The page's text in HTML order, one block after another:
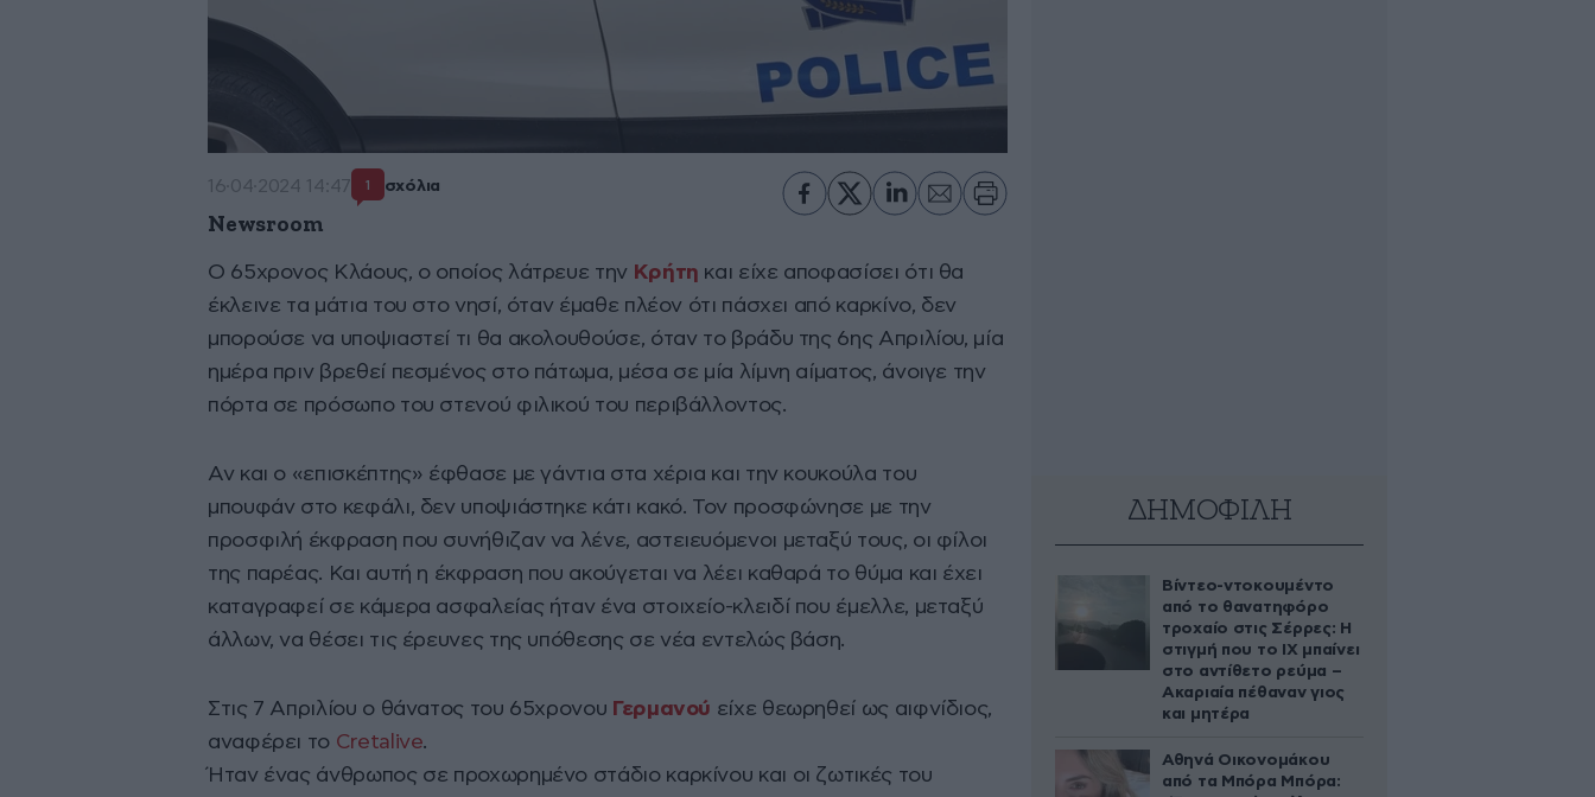
16·04·2024 14:47 1 σχόλια
Newsroom
Ο 65χρονος Κλάους, ο οποίος λάτρευε την Κρήτη και είχε αποφασίσει ότι θα
έκλεινε τα μάτια του στο νησί, όταν έμαθε πλέον ότι πάσχει από καρκίνο, δεν
μπορούσε να υποψιαστεί τι θα ακολουθούσε, όταν το βράδυ της 6ης Απριλίου, μία
ημέρα πριν βρεθεί πεσμένος στο πάτωμα, μέσα σε μία λίμνη αίματος, άνοιγε την
πόρτα σε πρόσωπο του στενού φιλικού του περιβάλλοντος.
Αν και ο «επισκέπτης» έφθασε με γάντια στα χέρια και την κουκούλα του
μπουφάν στο κεφάλι, δεν υποψιάστηκε κάτι κακό. Τον προσφώνησε με την
προσφιλή έκφραση που συνήθιζαν να λένε, αστειευόμενοι μεταξύ τους, οι φίλοι
της παρέας. Και αυτή η έκφραση που ακούγεται να λέει καθαρά το θύμα και έχει
καταγραφεί σε κάμερα ασφαλείας ήταν ένα στοιχείο-κλειδί που έμελλε, μεταξύ
άλλων, να θέσει τις έρευνες της υπόθεσης σε νέα εντελώς βάση.
Στις 7 Απριλίου ο θάνατος του 65χρονου Γερμανού είχε θεωρηθεί ως αιφνίδιος,
αναφέρει το Cretalive.
Ήταν ένας άνθρωπος σε προχωρημένο στάδιο καρκίνου και οι ζωτικές του
ΔΗΜΟΦΙΛΗ
Βίντεο-ντοκουμέντο
από το θανατηφόρο
τροχαίο στις Σέρρες: Η
στιγμή που το ΙΧ μπαίνει
στο αντίθετο ρεύμα –
Ακαριαία πέθαναν γιος
και μητέρα
Αθηνά Οικονομάκου
από τα Μπόρα Μπόρα: